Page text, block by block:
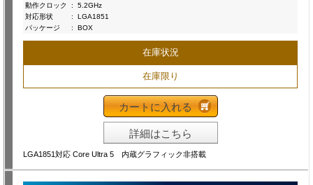
動作クロック
:
5.2GHz
対応形状
:
LGA1851
パッケージ
: BOX
在庫状況
在庫限り
カートに入れる
詳細はこちら
LGA1851対応 Core Ultra 5 内蔵グラフィック非搭載